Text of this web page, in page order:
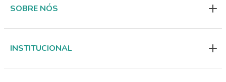
SOBRE NÓS
INSTITUCIONAL